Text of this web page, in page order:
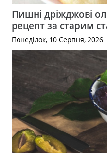
Пишні дріжджові
рецепт за старим
Понеділок, 10 Серпня, 2026